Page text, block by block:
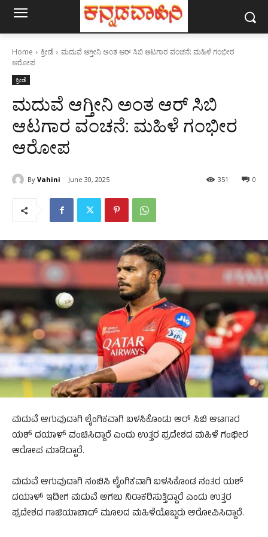
Home ಕ್ರೀಡೆ
ಮದುವೆ ಆಗ್ತೀನಿ ಅಂತ ಆರ್ ಸಿಬಿ ಆಟಗಾರ ವಂಚನೆ: ಮಹಿಳೆ ಗಂಭೀರ
ಆರೋಪ
ಕ್ರೀಡೆ
ಮದುವೆ ಆಗ್ತೀನಿ ಅಂತ ಆರ್ ಸಿಬಿ
ಆಟಗಾರ ವಂಚನೆ: ಮಹಿಳೆ ಗಂಭೀರ
ಆರೋಪ
By Vahini June 30, 2025 0
351
ಮದುವೆ ಆಗುವುದಾಗಿ ಲೈಂಗಿಕವಾಗಿ ಬಳಸಿಕೊಂಡು ಆರ್ ಸಿಬಿ ಆಟಗಾರ
ಯಶ್ ದಯಾಳ್ ವಂಚಿಸಿದ್ದಾರೆ ಎಂದು ಉತ್ತರ ಪ್ರದೇಶದ ಮಹಿಳೆ ಗಂಭೀರ
ಆರೋಪ ಮಾಡಿದ್ದಾರೆ.
ಮದುವೆ ಆಗುವುದಾಗಿ ನಂಬಿಸಿ ಲೈಂಗಿಕವಾಗಿ ಬಳಸಿಕೊಂಡ ನಂತರ ಯಶ್
ದಯಾಳ್ ಇದೀಗ ಮದುವೆ ಆಗಲು ನಿರಾಕರಿಸುತ್ತಿದ್ದಾರೆ ಎಂದು ಉತ್ತರ
ಪ್ರದೇಶದ ಗಾಜಿಯಾಬಾದ್ ಮೂಲದ ಮಹಿಳೆಯೊಬ್ಬರು ಆರೋಪಿಸಿದ್ದಾರೆ.